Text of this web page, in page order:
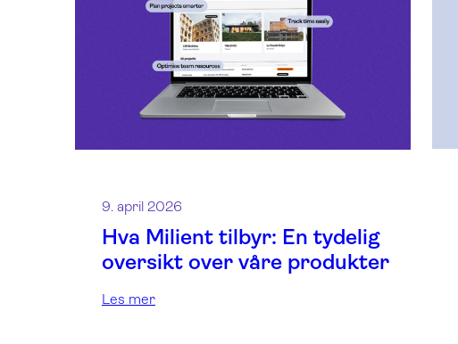
9. april 2026
Hva Milient tilbyr: En tydelig
oversikt over våre produkter
Les mer